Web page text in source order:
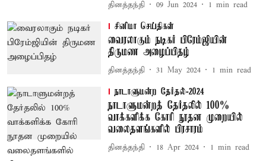
தினத்தந்தி 09 Jun 2024 1 min read
சினிமா செய்திகள்
வைரலாகும் நடிகர் பிரேம்ஜியின்
திருமண அழைப்பிதழ்
தினத்தந்தி 31 May 2024 1 min read
நாடாளுமன்ற தேர்தல்-2024
நாடாளுமன்றத் தேர்தலில் 100%
வாக்களிக்க கோரி நூதன முறையில்
வலைதளங்களில் பிரசாரம்
தினத்தந்தி 18 Apr 2024 1 min read